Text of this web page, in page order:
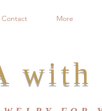
Contact More
with